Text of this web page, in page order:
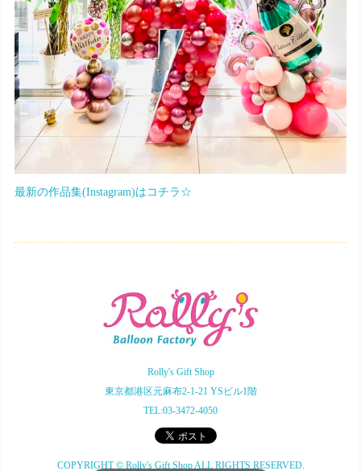
最新の作品集(Instagram)はコチラ☆
Rolly's Gift Shop
東京都港区元麻布2-1-21 YSビル1階
TEL:03-3472-4050
COPYRIGHT © Rolly's Gift Shop ALL RIGHTS RESERVED.